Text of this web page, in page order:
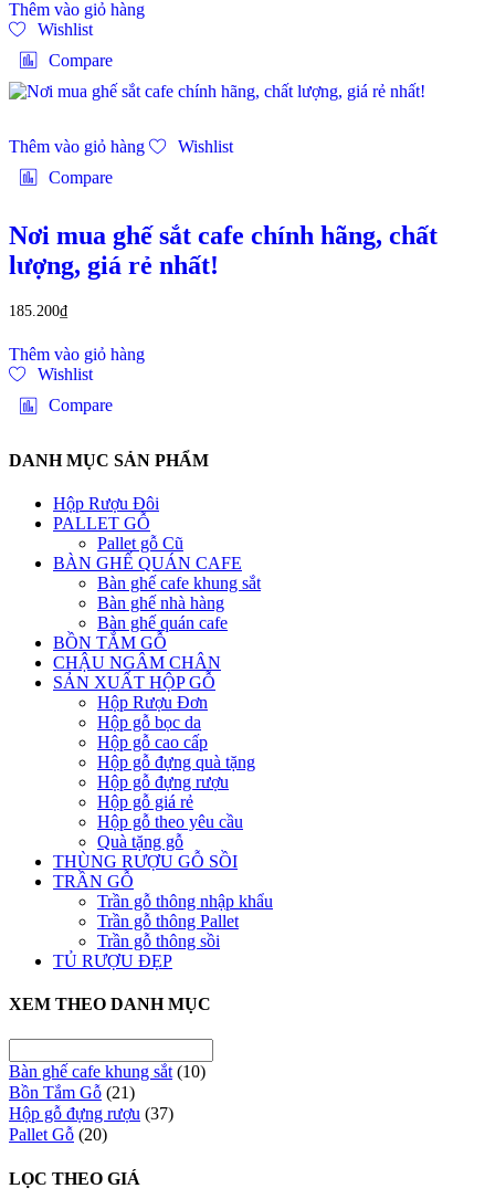
Thêm vào giỏ hàng
Wishlist
Compare
Thêm vào giỏ hàng
Wishlist
Compare
Nơi mua ghế sắt cafe chính hãng, chất
lượng, giá rẻ nhất!
185.200₫
Thêm vào giỏ hàng
Wishlist
Compare
DANH MỤC SẢN PHẨM
Hộp Rượu Đôi
PALLET GỖ
Pallet gỗ Cũ
BÀN GHẾ QUÁN CAFE
Bàn ghế cafe khung sắt
Bàn ghế nhà hàng
Bàn ghế quán cafe
BỒN TẮM GỖ
CHẬU NGÂM CHÂN
SẢN XUẤT HỘP GỖ
Hộp Rượu Đơn
Hộp gỗ bọc da
Hộp gỗ cao cấp
Hộp gỗ đựng quà tặng
Hộp gỗ đựng rượu
Hộp gỗ giá rẻ
Hộp gỗ theo yêu cầu
Quà tặng gỗ
THÙNG RƯỢU GỖ SỒI
TRẦN GỖ
Trần gỗ thông nhập khẩu
Trần gỗ thông Pallet
Trần gỗ thông sồi
TỦ RƯỢU ĐẸP
XEM THEO DANH MỤC
Bàn ghế cafe khung sắt (10)
Bồn Tắm Gỗ (21)
Hộp gỗ đựng rượu (37)
Pallet Gỗ (20)
LỌC THEO GIÁ